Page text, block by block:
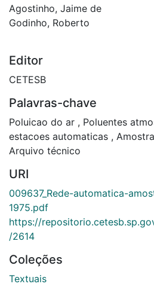
Agostinho, Jaime de
Godinho, Roberto
Editor
CETESB
Palavras-chave
Poluicao do ar , Poluentes
estacoes automaticas ,
Arquivo técnico
URI
009637_Rede-automatica-
1975.pdf
https://
/2614
Coleções
Textuais